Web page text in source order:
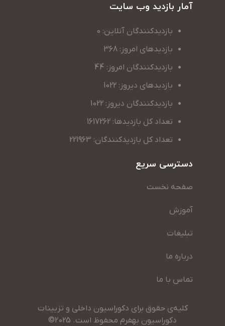
آمار بازدید وب سایت
بازدیدکنندگان آنلاین: 0
بازدیدهای امروز: 368
بازدیدکنندگان امروز: 44
بازدیدهای دیروز: 1022
بازدیدکنندگان دیروز: 1022
تعداد کل بازدیدها: 1617262
تعداد کل بازدیدکنندگان: 221963
دسترسی سریع
صفحه نخست
آموزش
تبلیغات
درباره ما
تماس با ما
کلیه‌ی حقوق برای دکوراسیون داخلی و تزیینات
دکوراسیون بهفرم محفوظ است. 2025©